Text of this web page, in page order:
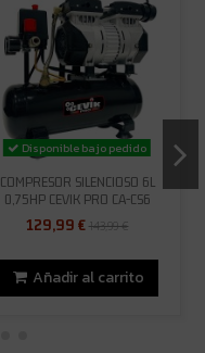
Disponible bajo pedido
COMPRESOR SILENCIOSO 6L
0,75HP CEVIK PRO CA-CS6
129,99 €143,99 €
Añadir al carrito